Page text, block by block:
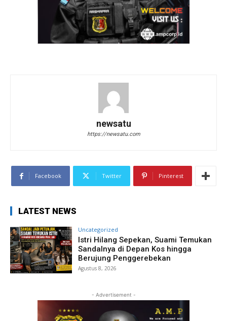
newsatu
https://newsatu.com
Facebook Twitter Pinterest
LATEST NEWS
Uncategorized
Istri Hilang Sepekan, Suami Temukan
Sandalnya di Depan Kos hingga
Berujung Penggerebekan
Agustus 8, 2026
- Advertisement -